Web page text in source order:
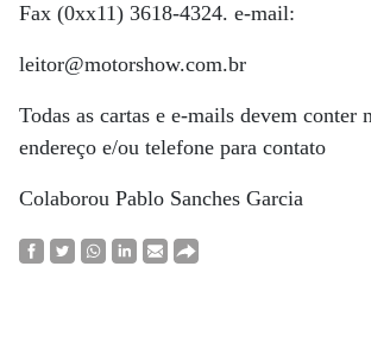
Fax (0xx11) 3618-4324. e-mail:
leitor@motorshow.com.br
Todas as cartas e e-mails devem conter
endereço e/ou telefone para contato
Colaborou Pablo Sanches Garcia